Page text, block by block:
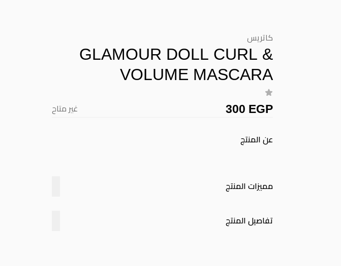
كاتريس
GLAMOUR DOLL CURL &
VOLUME MASCARA
300 EGP غير متاح
عن المنتج
مميزات المنتج
تفاصيل المنتج